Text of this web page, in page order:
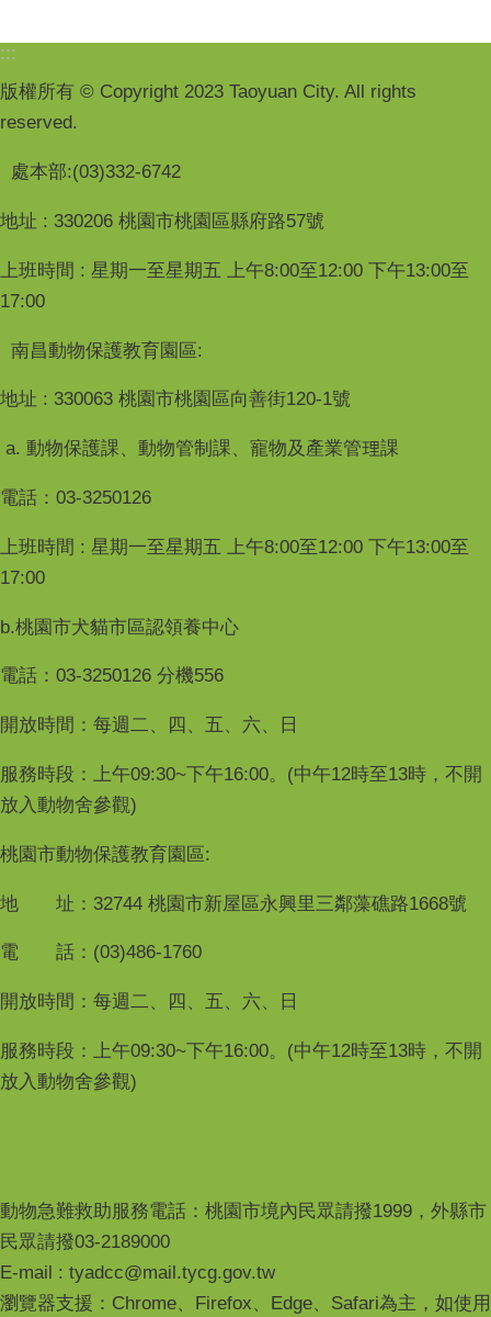
:::
版權所有 © Copyright 2023 Taoyuan City. All rights
reserved.
處本部:(03)332-6742
地址 : 330206 桃園市桃園區縣府路57號
上班時間 : 星期一至星期五 上午8:00至12:00 下午13:00至
17:00
南昌動物保護教育園區:
地址 : 330063 桃園市桃園區向善街120-1號
a. 動物保護課、動物管制課、寵物及產業管理課
電話：03-3250126
上班時間 : 星期一至星期五 上午8:00至12:00 下午13:00至
17:00
b.桃園市犬貓市區認領養中心
電話：03-3250126 分機556
開放時間：每週二、四、五、六、日
服務時段：上午09:30~下午16:00。(中午12時至13時，不開
放入動物舍參觀)
桃園市動物保護教育園區:
地 址：32744 桃園市新屋區永興里三鄰藻礁路1668號
電 話：(03)486-1760
開放時間：每週二、四、五、六、日
服務時段：上午09:30~下午16:00。(中午12時至13時，不開
放入動物舍參觀)
動物急難救助服務電話：桃園市境內民眾請撥1999，外縣市
民眾請撥03-2189000
E-mail : tyadcc@mail.tycg.gov.tw
瀏覽器支援：Chrome、Firefox、Edge、Safari為主，如使用